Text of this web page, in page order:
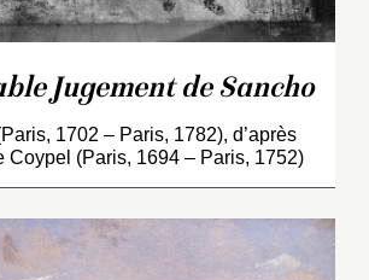
Jugement de Sancho
1702 – Paris, 1782), d’après
Coypel (Paris, 1694 – Paris, 1752)